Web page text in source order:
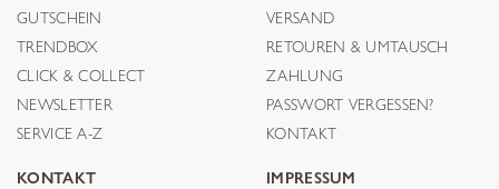
GUTSCHEIN
TRENDBOX
CLICK & COLLECT
NEWSLETTER
SERVICE A-Z
VERSAND
RETOUREN & UMTAUSCH
ZAHLUNG
PASSWORT VERGESSEN?
KONTAKT
KONTAKT
IMPRESSUM